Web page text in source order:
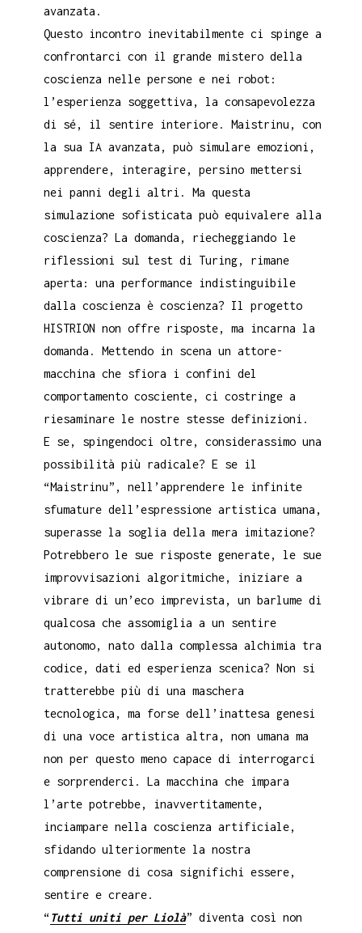
avanzata.
Questo incontro inevitabilmente ci spinge a
confrontarci con il grande mistero della
coscienza nelle persone e nei robot:
l’esperienza soggettiva, la consapevolezza
di sé, il sentire interiore. Maistrinu, con
la sua IA avanzata, può simulare emozioni,
apprendere, interagire, persino mettersi
nei panni degli altri. Ma questa
simulazione sofisticata può equivalere alla
coscienza? La domanda, riecheggiando le
riflessioni sul test di Turing, rimane
aperta: una performance indistinguibile
dalla coscienza è coscienza? Il progetto
HISTRION non offre risposte, ma incarna la
domanda. Mettendo in scena un attore-
macchina che sfiora i confini del
comportamento cosciente, ci costringe a
riesaminare le nostre stesse definizioni.
E se, spingendoci oltre, considerassimo una
possibilità più radicale? E se il
“Maistrinu”, nell’apprendere le infinite
sfumature dell’espressione artistica umana,
superasse la soglia della mera imitazione?
Potrebbero le sue risposte generate, le sue
improvvisazioni algoritmiche, iniziare a
vibrare di un’eco imprevista, un barlume di
qualcosa che assomiglia a un sentire
autonomo, nato dalla complessa alchimia tra
codice, dati ed esperienza scenica? Non si
tratterebbe più di una maschera
tecnologica, ma forse dell’inattesa genesi
di una voce artistica altra, non umana ma
non per questo meno capace di interrogarci
e sorprenderci. La macchina che impara
l’arte potrebbe, inavvertitamente,
inciampare nella coscienza artificiale,
sfidando ulteriormente la nostra
comprensione di cosa significhi essere,
sentire e creare.
“ Tutti uniti per Liolà” diventa così non